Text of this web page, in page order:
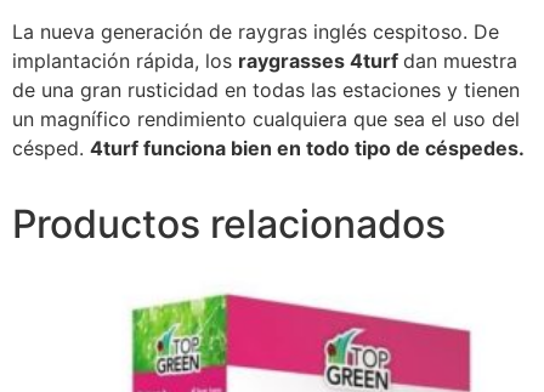
La nueva generación de raygras inglés cespitoso. De
implantación rápida, los raygrasses 4turf dan muestra
de una gran rusticidad en todas las estaciones y tienen
un magnífico rendimiento cualquiera que sea el uso del
césped. 4turf funciona bien en todo tipo de céspedes.
Productos relacionados